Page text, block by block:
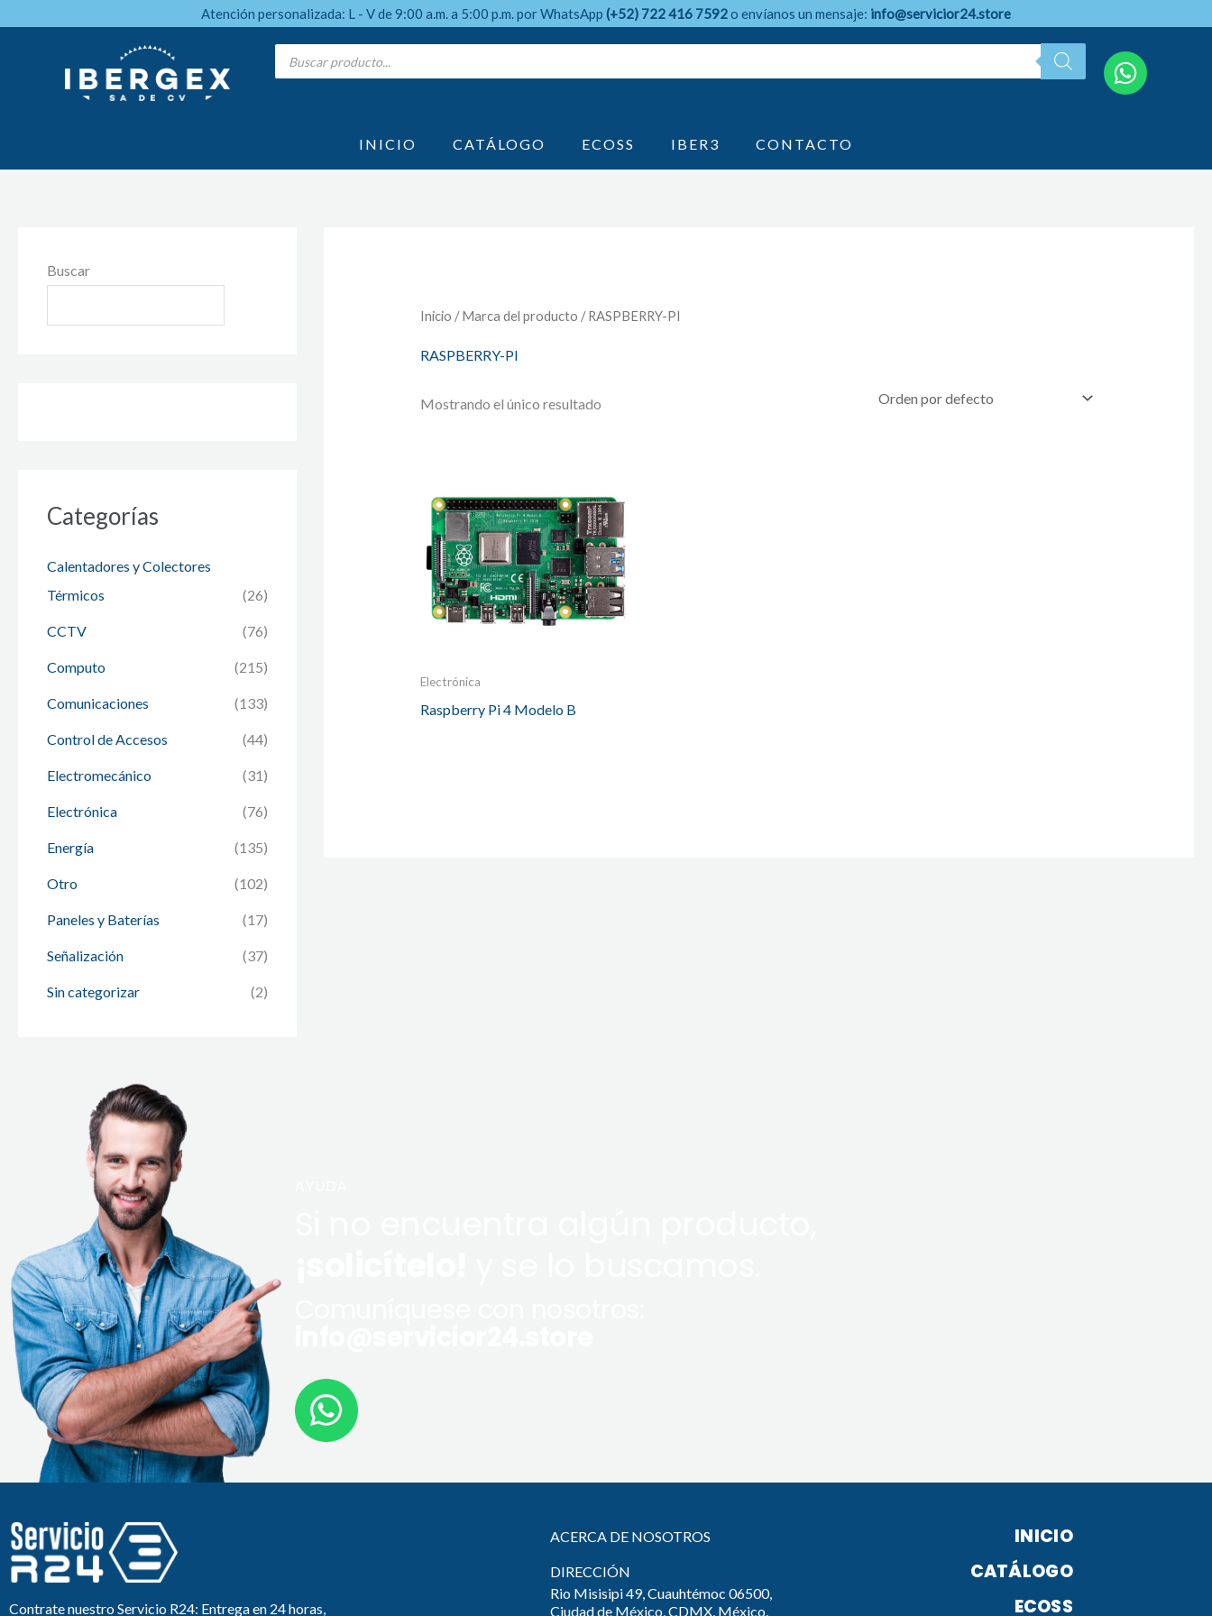
Atención personalizada: L - V de 9:00 a.m. a 5:00 p.m. por WhatsApp (+52) 722 416 7592o envíanos un mensaje: info@servicior24.store
Products
search
INICIO CATÁLOGO ECOSS IBER3 CONTACTO
Buscar
Categorías
Calentadores y Colectores
Térmicos
(26)
CCTV (76)
Computo (215)
Comunicaciones (133)
Control de Accesos (44)
Electromecánico (31)
Electrónica (76)
Energía (135)
Otro (102)
Paneles y Baterías (17)
Señalización (37)
Sin categorizar (2)
Inicio / Marca del producto / RASPBERRY-PI
RASPBERRY-PI
Mostrando el único resultado
Electrónica
Raspberry Pi 4 Modelo B
Contrate nuestro Servicio R24: Entrega en 24 horas,
ACERCA DE NOSOTROS
DIRECCIÓN
Rio Misisipi 49, Cuauhtémoc 06500,
Ciudad de México, CDMX, México.
INICIO
CATÁLOGO
ECOSS